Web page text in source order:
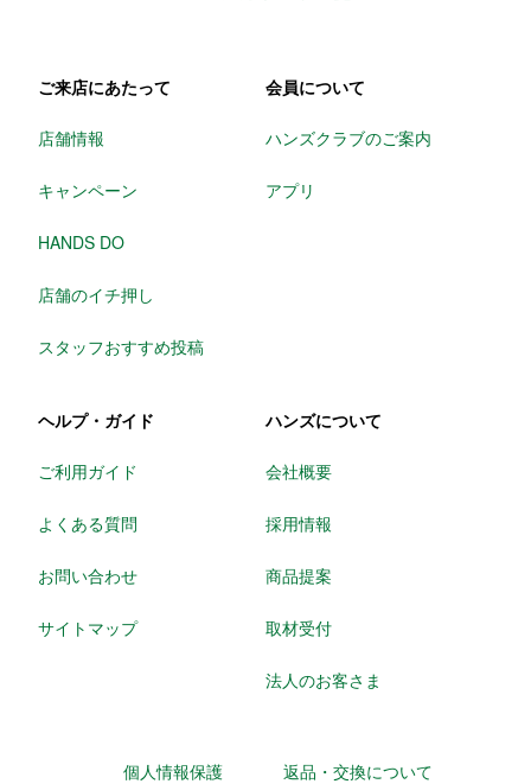
ご来店にあたって
店舗情報
キャンペーン
HANDS DO
店舗のイチ押し
スタッフおすすめ投稿
会員について
ハンズクラブのご案内
アプリ
ヘルプ・ガイド
ご利用ガイド
よくある質問
お問い合わせ
サイトマップ
ハンズについて
会社概要
採用情報
商品提案
取材受付
法人のお客さま
個人情報保護 返品・交換について